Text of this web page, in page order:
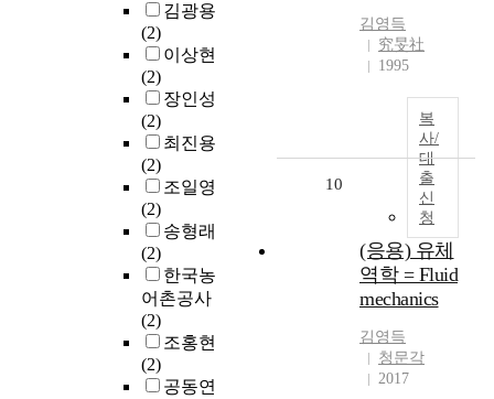
김광용
(2)
이상현
(2)
장인성
(2)
최진용
(2)
조일영
(2)
송형래
(2)
한국농
어촌공사
(2)
조홍현
(2)
공동연
김영득
究旻社
1995
복
사/
대
출
신
청
10
(응용) 유체
역학 = Fluid
mechanics
김영득
청문각
2017